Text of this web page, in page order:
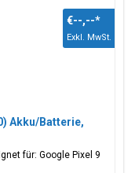
Akku/Batterie,
für: Google Pixel 9
€--,--*
Exkl. MwSt.